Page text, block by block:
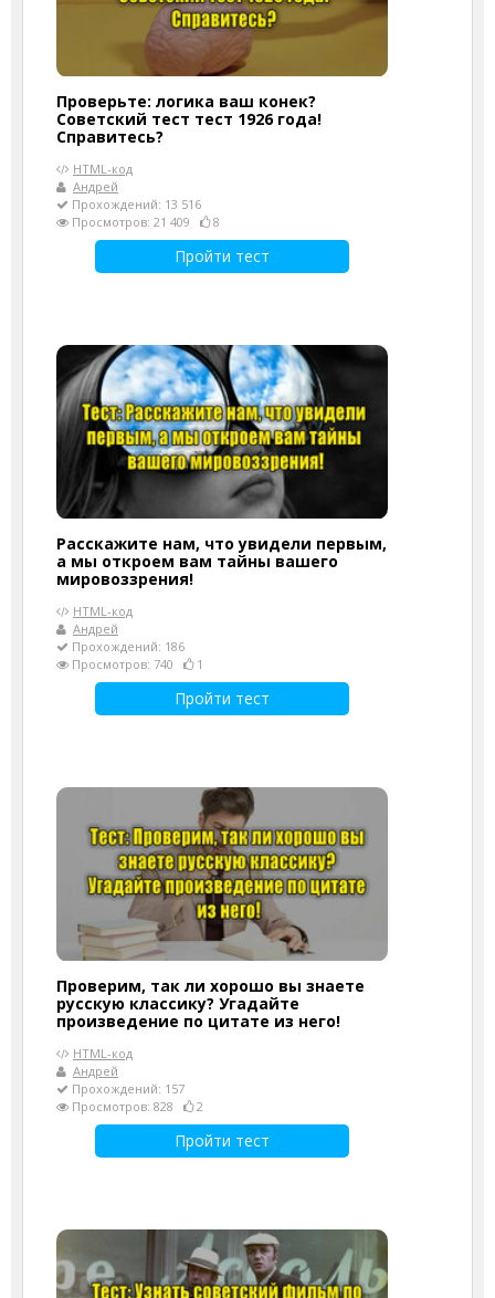
Проверьте: логика ваш конек?
Советский тест тест 1926 года!
Справитесь?
HTML-код
Андрей
Прохождений: 13 516
Просмотров: 21 409
8
Пройти тест
Расскажите нам, что увидели первым,
а мы откроем вам тайны вашего
мировоззрения!
HTML-код
Андрей
Прохождений: 186
Просмотров: 740
1
Пройти тест
Проверим, так ли хорошо вы знаете
русскую классику? Угадайте
произведение по цитате из него!
HTML-код
Андрей
Прохождений: 157
Просмотров: 828
2
Пройти тест